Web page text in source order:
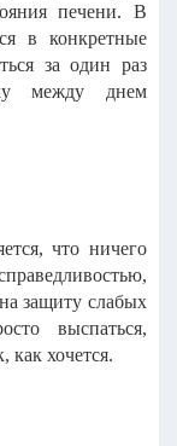
печени. В
в конкретные
за один раз
между днем
что ничего
защиту слабых
выспаться,
как хочется.